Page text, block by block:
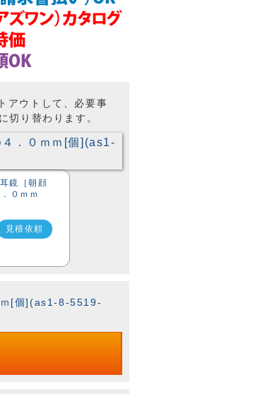
アウトして、必要事
り替わります。
鏡［朝顔
０ｍｍ
見積依頼
[個](as1-8-5519-